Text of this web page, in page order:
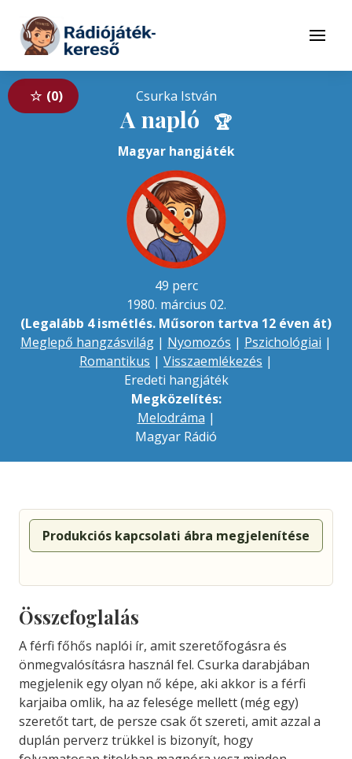
Tovább a tartalomhoz
Menü
0 Csurka István
A napló 🏆
Magyar hangjáték
49 perc
1980. március 02.
(Legalább 4 ismétlés. Műsoron tartva 12 éven át)
Meglepő hangzásvilág | Nyomozós | Pszichológiai |
Romantikus | Visszaemlékezés |
Eredeti hangjáték
Megközelítés:
Melodráma |
Magyar Rádió
Produkciós kapcsolati ábra megjelenítése
Összefoglalás
A férfi főhős naplói ír, amit szeretőfogásra és
önmegvalósításra használ fel. Csurka darabjában
megjelenik egy olyan nő képe, aki akkor is a férfi
karjaiba omlik, ha az felesége mellett (még egy)
szeretőt tart, de persze csak őt szereti, amit azzal a
duplán perverz trükkel is bizonyít, hogy